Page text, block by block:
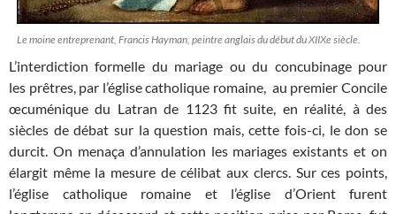
Le moine entreprenant, Francis Hayman, peintre anglais du début du XIIXe siècle.
L’interdiction formelle du mariage ou du concubinage pour
les prêtres, par l’église catholique romaine, au premier Concile
œcuménique du Latran de 1123 fit suite, en réalité, à des
siècles de débat sur la question mais, cette fois-ci, le don se
durcit. On menaça d’annulation les mariages existants et on
élargit même la mesure de célibat aux clercs. Sur ces points,
l’église catholique romaine et l’église d’Orient furent